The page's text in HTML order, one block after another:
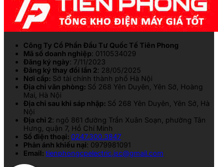
Công Ty Cổ Phần Đầu Tư Quốc Tế Tiên Phong
Mã số doanh nghiệp: 0110534029
Đăng ký ngày: 7/11/2023
Đăng ký thay đổi lần 2: 28/05/2025
Nơi cấp: Sở tài chính thành phố Hà Nội
Địa chỉ văn phòng: Số 268 Yên Duyên, Yên Sở, Hoàng
Mai, Hà Nội
Địa chỉ sau khi sáp nhập: Số 268 Yên Duyên, Yên Sở, Hà
Nội
Địa chỉ 2: ngõ 861 đường Trần Xuân Soạn, phường Tân
Hưng, quận 7, Hồ Chí Minh
Số điện thoại: 0247.300.3847
Phản ánh khiếu nại: 0979981091
Email: tienphongcpelectric.jsc@gmail.com